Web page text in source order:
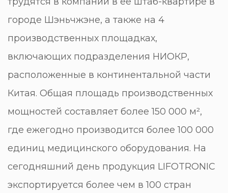
городе Шэньчжэне, а также на 4
производственных площадках,
включающих подразделения НИОКР,
расположенные в континентальной части
Китая. Общая площадь производственных
мощностей составляет более 150 000 м²,
где ежегодно производится более 100 000
единиц медицинского оборудования. На
сегодняшний день продукция LIFOTRONIC
экспортируется более чем в 100 стран